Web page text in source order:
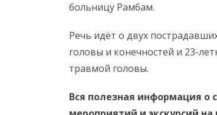
больницу Рамбам.
Речь идёт о двух
головы и конечностей и 23-
травмой головы.
Вся полезная информация о